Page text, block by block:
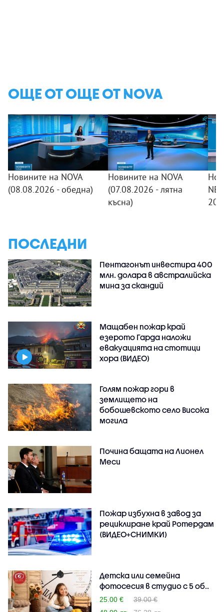
ОЩЕ ОТ ОЩЕ ОТ NOVA
Новините на NOVA
(08.08.2026 - обедна)
Новините на NOVA
(07.08.2026 - лятна
късна)
ПОСЛЕДНИ
Пентагонът инвестира 400
млн. долара в австралийска
мина за скандий
Мащабен пожар край
езерото Гарда наложи
евакуацията на стотици
хора (ВИДЕО)
Голям пожар гори в
землището на
бобошевското село Висока
могила
Почина бащата на Лионел
Меси
Пожар избухна в завод за
рециклиране край Ротердам
(ВИДЕО+СНИМКИ)
Детска или семейна
фотосесия в студио с 5 об..
25.00 €
39.00 €